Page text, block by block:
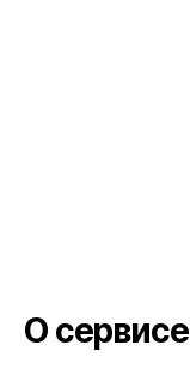
О сервисе